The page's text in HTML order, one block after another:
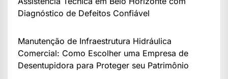
Diagnóstico de Defeitos Confiável
Manutenção de Infraestrutura Hidráulica
Comercial: Como Escolher uma Empresa de
Desentupidora para Proteger seu Patrimônio